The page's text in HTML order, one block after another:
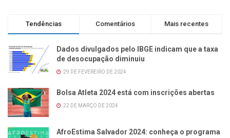
Tendências Comentários Mais recentes
Dados divulgados pelo IBGE indicam que a taxa
de desocupação diminuiu
29 DE FEVEREIRO DE 2024
Bolsa Atleta 2024 está com inscrições abertas
22 DE MARÇO DE 2024
AfroEstima Salvador 2024: conheça o programa